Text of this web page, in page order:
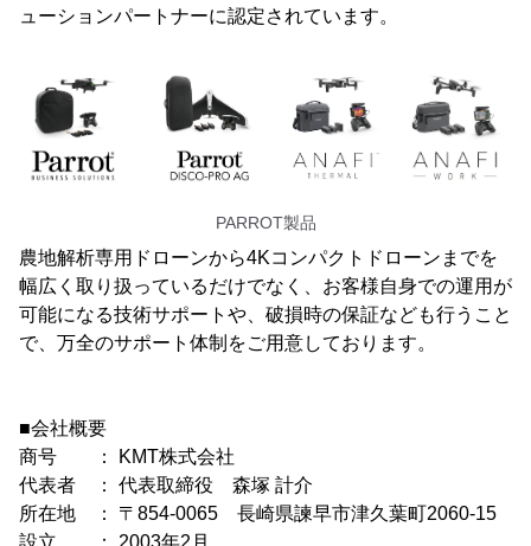
ューションパートナーに認定されています。
PARROT製品
農地解析専用ドローンから4Kコンパクトドローンまでを
幅広く取り扱っているだけでなく、お客様自身での運用が
可能になる技術サポートや、破損時の保証なども行うこと
で、万全のサポート体制をご用意しております。
■会社概要
商号 ： KMT株式会社
代表者 ： 代表取締役 森塚 計介
所在地 ： 〒854-0065 長崎県諫早市津久葉町2060-15
設立 ： 2003年2月